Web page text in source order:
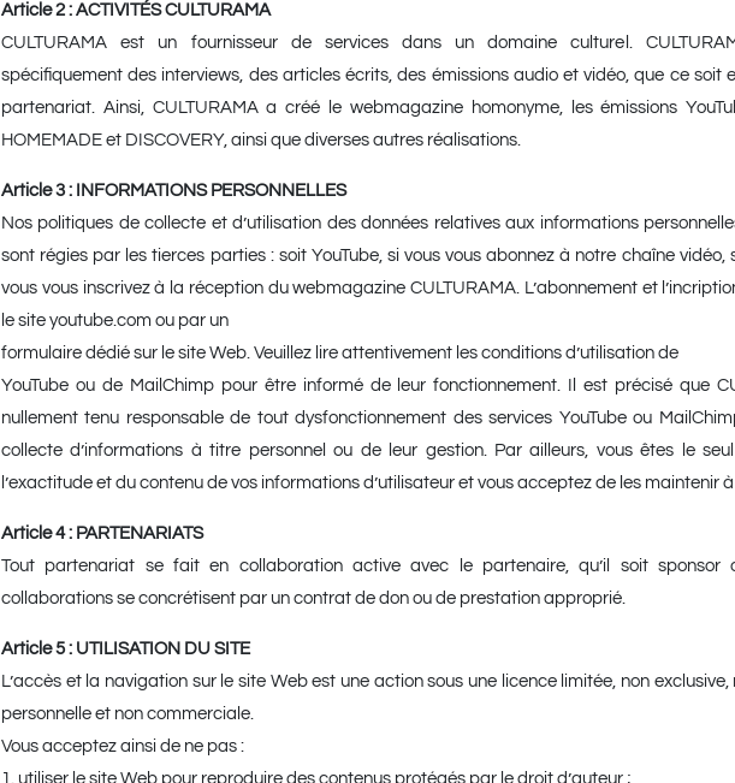
Article 2 : ACTIVITÉS CULTURAMA
CULTURAMA est un fournisseur de services dans un domaine culturel.
spécifiquement des interviews, des articles écrits, des émissions audio et vidéo, que ce soit
partenariat. Ainsi, CULTURAMA a créé le webmagazine homonyme, les émissions
HOMEMADE et DISCOVERY, ainsi que diverses autres réalisations.
Article 3 : INFORMATIONS PERSONNELLES
Nos politiques de collecte et d’utilisation des données relatives aux informations
sont régies par les tierces parties : soit YouTube, si vous vous abonnez à notre chaîne vidéo,
vous vous inscrivez à la réception du webmagazine CULTURAMA. L’abonnement et
le site youtube.com ou par un
formulaire dédié sur le site Web. Veuillez lire attentivement les conditions d’utilisation de
YouTube ou de MailChimp pour être informé de leur fonctionnement. Il est précisé que
nullement tenu responsable de tout dysfonctionnement des services YouTube ou
collecte d’informations à titre personnel ou de leur gestion. Par ailleurs, vous êtes le
l’exactitude et du contenu de vos informations d’utilisateur et vous acceptez de les maintenir à
Article 4 : PARTENARIATS
Tout partenariat se fait en collaboration active avec le partenaire, qu’il soit sponsor
collaborations se concrétisent par un contrat de don ou de prestation approprié.
Article 5 : UTILISATION DU SITE
L’accès et la navigation sur le site Web est une action sous une licence limitée, non
personnelle et non commerciale.
Vous acceptez ainsi de ne pas :
1. utiliser le site Web pour reproduire des contenus protégés par le droit d’auteur ;